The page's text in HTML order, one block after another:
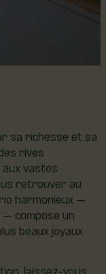
sa richesse et sa
rives
vastes
retrouver au
harmonieux —
compose un
beaux joyaux
laissez-vous